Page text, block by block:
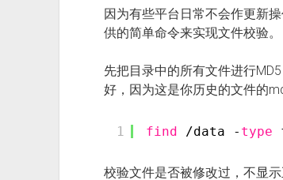
因为有些平台日常不会作更新
供的简单命令来实现文件校验。
先把目录中的所有文件进行
好，因为这是你历史的文件的
1 find /data - type
校验文件是否被修改过，不显